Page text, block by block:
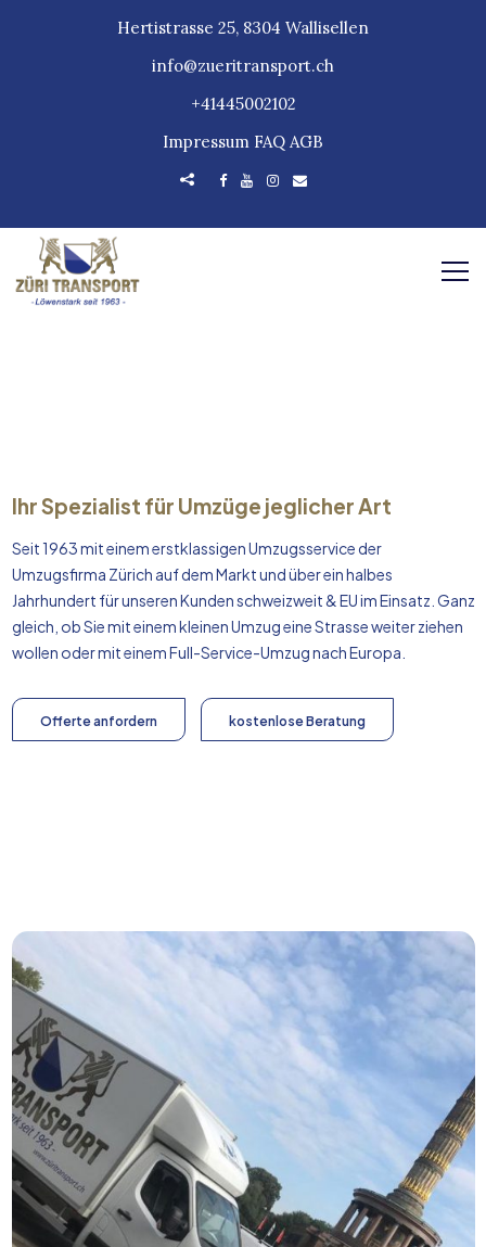
Hertistrasse 25, 8304 Wallisellen
info@zueritransport.ch
+41445002102
Impressum FAQ AGB
Ihr Spezialist für Umzüge jeglicher Art
Seit 1963 mit einem erstklassigen Umzugsservice der
Umzugsfirma Zürich auf dem Markt und über ein halbes
Jahrhundert für unseren Kunden schweizweit & EU im Einsatz. Ganz
gleich, ob Sie mit einem kleinen Umzug eine Strasse weiter ziehen
wollen oder mit einem Full-Service-Umzug nachEuropa
Offerte anfordern kostenlose Beratung